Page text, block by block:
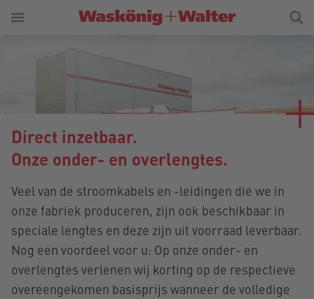
Direct inzetbaar.
Onze onder- en overlengtes.
Veel van de stroomkabels en -leidingen die we in
onze fabriek produceren, zijn ook beschikbaar in
speciale lengtes en deze zijn uit voorraad leverbaar.
Nog een voordeel voor u: Op onze onder- en
overlengtes verlenen wij korting op de respectieve
overeengekomen basisprijs wanneer de volledige